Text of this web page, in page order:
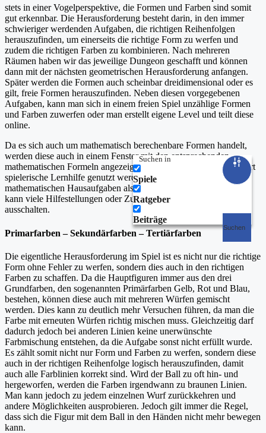
Suchen
Suchen in
Spiele
Ratgeber
Beiträge
stets in einer Vogelperspektive, die Formen und Farben sind somit
gut erkennbar. Die Herausforderung besteht darin, in den immer
schwieriger werdenden Aufgaben, die richtigen Reihenfolgen
herauszufinden, um einerseits die richtige Form zu werfen und
zudem die richtigen Farben zu kombinieren. Nach mehreren
Räumen haben wir das jeweilige Dungeon geschafft und können
dann mit der nächsten geometrischen Herausforderung anfangen.
Später werden die Formen auch scheinbar dreidimensional oder es
gilt, freie Formen herauszufinden. Neben diesen vorgegebenen
Aufgaben, kann man sich in einem freien Spiel unzählige Formen
und Farben zuwerfen oder man erstellt eigene Level und teilt diese
online.
Da es sich auch um mathematisch berechenbare Formen handelt,
werden diese auch in einem Fenster mit den entsprechenden
mathematischen Formeln angezeigt und können zudem als eine Art
spielerische Lernhilfe genutzt werden, wenn einem die eigenen
mathematischen Hausaufgaben als zu eintönig erscheinen. Man
kann viele Hilfestellungen oder Zusatzinformationen aber auch
ausschalten.
Primarfarben – Sekundärfarben – Tertiärfarben
Die eigentliche Herausforderung im Spiel ist es nicht nur die richtige
Form ohne Fehler zu werfen, sondern dies auch in den richtigen
Farben zu schaffen. Da die Hauptfiguren immer aus den drei
Grundfarben, den sogenannten Primärfarben Gelb, Rot und Blau,
bestehen, können diese auch mit mehreren Würfen gemischt
werden. Dies kann zu deutlich mehr Versuchen führen, da man die
Farbe mit erneuten Würfen richtig mischen muss. Gleichzeitig darf
dadurch jedoch bei anderen Linien keine unerwünschte
Farbmischung entstehen, da die Aufgabe sonst nicht erfüllt wurde.
Es zählt somit nicht nur Form und Farben zu werfen, sondern diese
auch in der richtigen Reihenfolge logisch herauszufinden, damit
auch alle Farblinien korrekt sind. Wird der Ball zu oft hin- und
hergeworfen, werden die Farben irgendwann zu braunen Linien.
Man kann jedoch zu jedem einzelnen Wurf zurückkehren und
andere Möglichkeiten ausprobieren. Jedoch gilt immer die Regel,
dass sich die Figur mit dem Ball in den Händen nicht mehr bewegen
kann.